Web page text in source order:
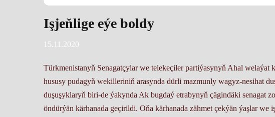
Işjeňlige eýe boldy
15.11.2020
Türkmenistanyň Senagatçylar we telekeçiler partiýasynyň Ahal welaýat
hususy pudagyň wekilleriniň arasynda dürli mazmunly wagyz-nesihat
duşuşyklaryň biri-de ýakynda Ak bugdaý etrabynyň çägindäki senagat
öndürýän kärhanada geçirildi. Oňa kärhanada zähmet çekýän ýaşlar